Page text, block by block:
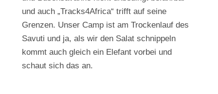
und auch „Tracks4Africa“ trifft auf seine
Grenzen. Unser Camp ist am Trockenlauf des
Savuti und ja, als wir den Salat schnippeln
kommt auch gleich ein Elefant vorbei und
schaut sich das an.